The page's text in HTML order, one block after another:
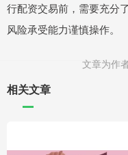
行配资交易前，需要充分
风险承受能力谨慎操作。
文章为作
相关文章